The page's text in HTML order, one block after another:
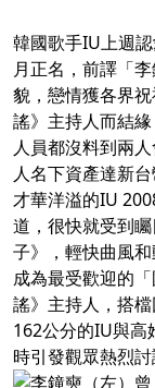
韓國歌手IU上週
月正名，前譯「
貌，戀情獲各界
謠》主持人而結
人員都沒料到兩
人名下資產達新
才華洋溢的IU
道，很快就受到
子》，輕快曲風
成為最受歡迎的
謠》主持人，搭
162公分的IU與高
時引發觀眾熱烈討